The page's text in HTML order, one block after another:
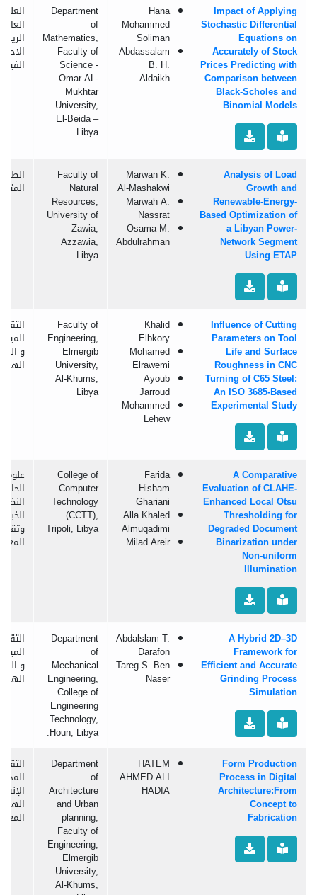
Impact of Applying
Stochastic Differential
Equations on
Accurately of Stock
Prices Predicting with
Comparison between
Black-Scholes and
Binomial Models
Hana
Mohammed
Soliman
Abdassalam
B. H.
Aldaikh
Department
of
Mathematics,
Faculty of
Science -
Omar AL-
Mukhtar
University,
El-Beida –
Libya
العلوم
Analysis of Load
Growth and
Renewable-Energy-
Based Optimization of
a Libyan Power-
Network Segment
Using ETAP
Marwan K.
Al-Mashakwi
Marwah A.
Nassrat
Osama M.
Abdulrahman
Faculty of
Natural
Resources,
University of
Zawia,
Azzawia,
Libya
Influence of Cutting
Parameters on Tool
Life and Surface
Roughness in CNC
Turning of C65 Steel:
An ISO 3685-Based
Experimental Study
Khalid
Elbkory
Mohamed
Elrawemi
Ayoub
Jarroud
Mohammed
Lehew
Faculty of
Engineering,
Elmergib
University,
Al-Khums,
Libya
و
A Comparative
Evaluation of CLAHE-
Enhanced Local Otsu
Thresholding for
Degraded Document
Binarization under
Non-uniform
Illumination
Farida
Hisham
Ghariani
Alla Khaled
Almuqadimi
Milad Areir
College of
Computer
Technology
(CCTT),
Tripoli, Libya
علوم
النظم
A Hybrid 2D–3D
Framework for
Efficient and Accurate
Grinding Process
Simulation
Abdalslam T.
Darafon
Tareg S. Ben
Naser
Department
of
Mechanical
Engineering,
College of
Engineering
Technology,
Houn, Libya.
و
Form Production
Process in Digital
Architecture:From
Concept to
Fabrication
HATEM
AHMED ALI
HADIA
Department
of
Architecture
and Urban
planning,
Faculty of
Engineering,
Elmergib
University,
Al-Khums,